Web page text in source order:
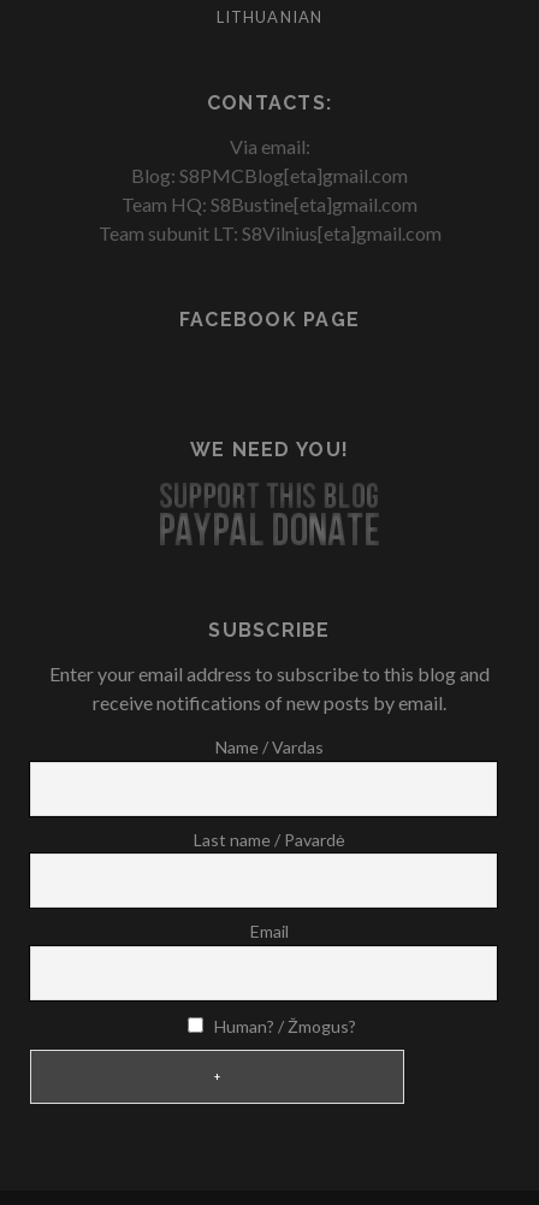
LITHUANIAN
CONTACTS:
Via email:
Blog: S8PMCBlog[eta]gmail.com
Team HQ: S8Bustine[eta]gmail.com
Team subunit LT: S8Vilnius[eta]gmail.com
FACEBOOK PAGE
WE NEED YOU!
SUBSCRIBE
Enter your email address to subscribe to this blog and
receive notifications of new posts by email.
Name / Vardas
Last name / Pavardė
Email
Human? / Žmogus?